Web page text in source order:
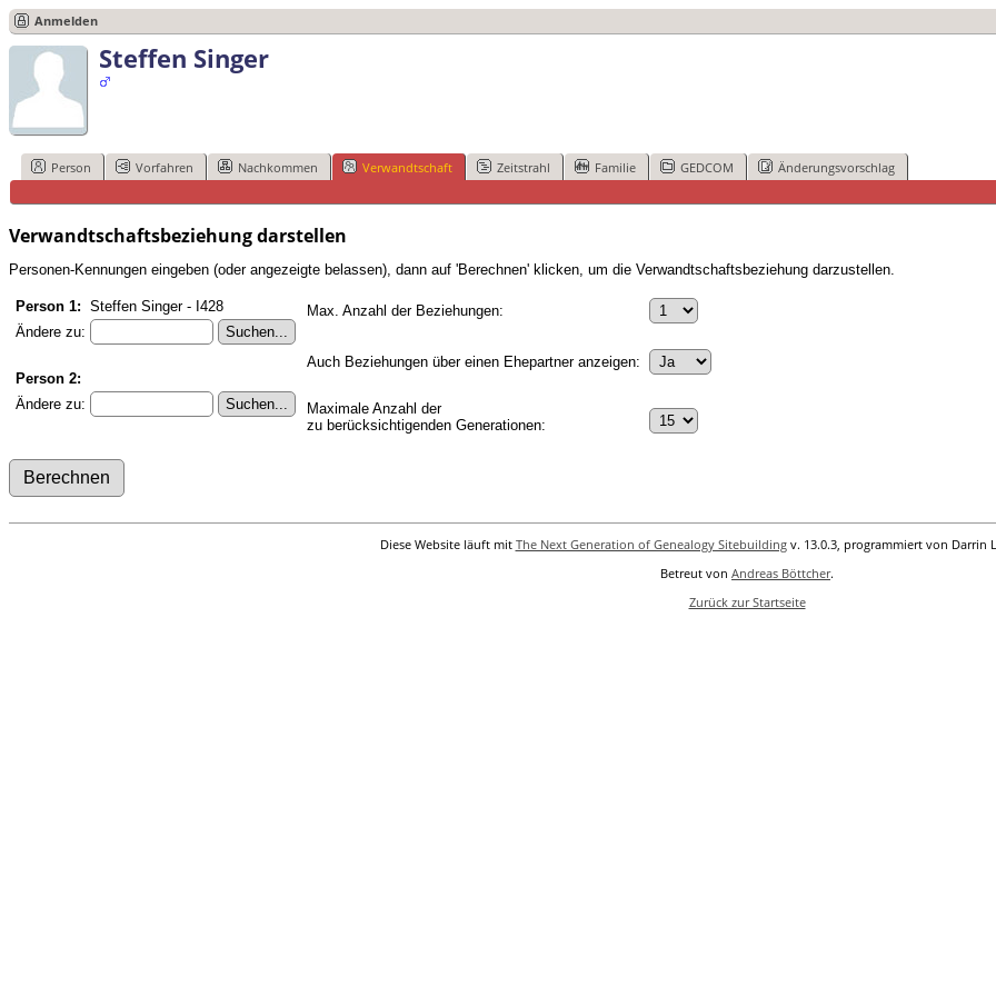
Anmelden
Steffen Singer
Person Vorfahren Nachkommen Verwandtschaft Zeitstrahl Familie GEDCOM Änderungsvorschlag
Verwandtschaftsbeziehung darstellen
Personen-Kennungen eingeben (oder angezeigte belassen), dann auf 'Berechnen' klicken, um die Verwandtschaftsbeziehung darzustellen.
Person 1: Steffen Singer - I428
Ändere zu:
Person 2:
Ändere zu:
Max. Anzahl der Beziehungen:
Auch Beziehungen über einen Ehepartner anzeigen:
Maximale Anzahl der
zu berücksichtigenden Generationen:
Diese Website läuft mit The Next Generation of Genealogy Sitebuildingv. 13.0.3, programmiert von Darrin
Betreut von Andreas Böttcher.
Zurück zur Startseite